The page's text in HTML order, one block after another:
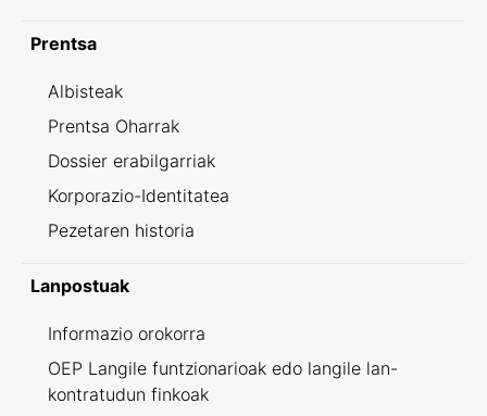
Prentsa
Albisteak
Prentsa Oharrak
Dossier erabilgarriak
Korporazio-Identitatea
Pezetaren historia
Lanpostuak
Informazio orokorra
OEP Langile funtzionarioak edo langile lan-
kontratudun finkoak